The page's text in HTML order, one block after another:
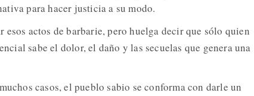
para hacer justicia a su modo.
actos de barbarie, pero huelga decir que sólo quien
sabe el dolor, el daño y las secuelas que genera una
casos, el pueblo sabio se conforma con darle un